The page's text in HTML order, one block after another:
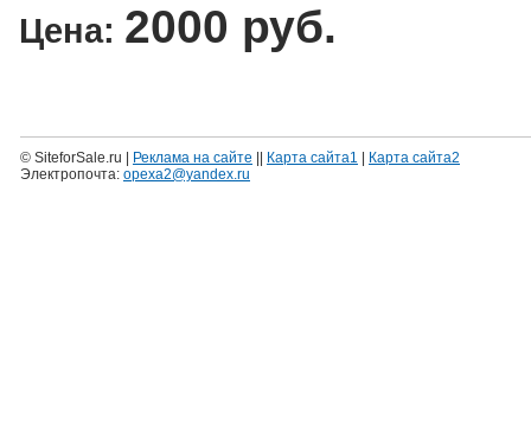
Цена: 2000 руб.
© SiteforSale.ru | Реклама на сайте Карта сайта1
Карта сайта2
Электропочта: opexa2@yandex.ru